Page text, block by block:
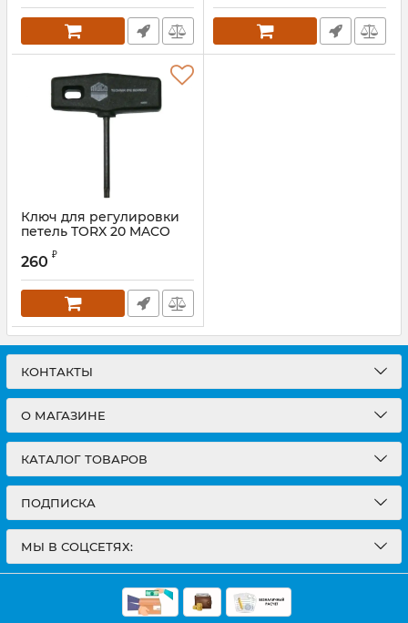
Ключ для регулировки
петель TORX 20 MACO
260 ₽
КОНТАКТЫ
О МАГАЗИНЕ
КАТАЛОГ ТОВАРОВ
ПОДПИСКА
МЫ В СОЦСЕТЯХ: